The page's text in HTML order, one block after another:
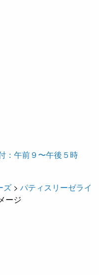
ズ > パティスリーゼライ
ージ